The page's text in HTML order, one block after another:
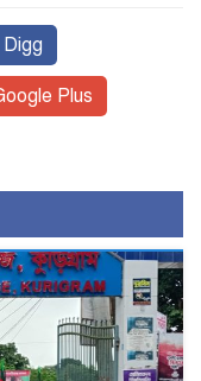
Digg
Plus